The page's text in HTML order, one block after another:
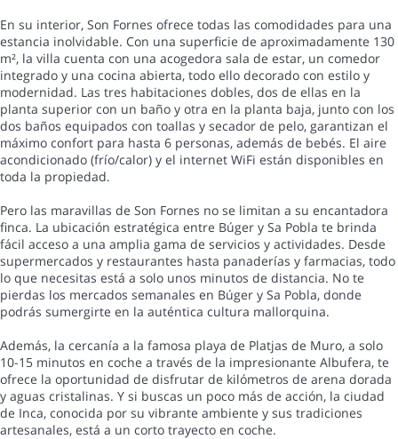
En su interior, Son Fornes ofrece todas las comodidades para una
estancia inolvidable. Con una superficie de aproximadamente 130
m², la villa cuenta con una acogedora sala de estar, un comedor
integrado y una cocina abierta, todo ello decorado con estilo y
modernidad. Las tres habitaciones dobles, dos de ellas en la
planta superior con un baño y otra en la planta baja, junto con los
dos baños equipados con toallas y secador de pelo, garantizan el
máximo confort para hasta 6 personas, además de bebés. El aire
acondicionado (frío/calor) y el internet WiFi están disponibles en
toda la propiedad.
Pero las maravillas de Son Fornes no se limitan a su encantadora
finca. La ubicación estratégica entre Búger y Sa Pobla te brinda
fácil acceso a una amplia gama de servicios y actividades. Desde
supermercados y restaurantes hasta panaderías y farmacias, todo
lo que necesitas está a solo unos minutos de distancia. No te
pierdas los mercados semanales en Búger y Sa Pobla, donde
podrás sumergirte en la auténtica cultura mallorquina.
Además, la cercanía a la famosa playa de Platjas de Muro, a solo
10-15 minutos en coche a través de la impresionante Albufera, te
ofrece la oportunidad de disfrutar de kilómetros de arena dorada
y aguas cristalinas. Y si buscas un poco más de acción, la ciudad
de Inca, conocida por su vibrante ambiente y sus tradiciones
artesanales, está a un corto trayecto en coche.